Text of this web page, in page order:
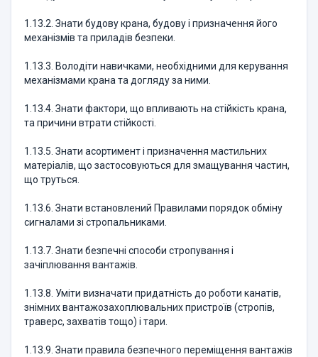
1.13.2. Знати будову крана, будову і призначення його
механізмів та приладів безпеки.
1.13.3. Володіти навичками, необхідними для керування
механізмами крана та догляду за ними.
1.13.4. Знати фактори, що впливають на стійкість крана,
та причини втрати стійкості.
1.13.5. Знати асортимент і призначення мастильних
матеріалів, що застосовуються для змащування частин,
що труться.
1.13.6. Знати встановлений Правилами порядок обміну
сигналами зі стропальниками.
1.13.7. Знати безпечні способи стропування і
зачіплювання вантажів.
1.13.8. Уміти визначати придатність до роботи канатів,
знімних вантажозахоплювальних пристроїв (стропів,
траверс, захватів тощо) і тари.
1.13.9. Знати правила безпечного переміщення вантажів